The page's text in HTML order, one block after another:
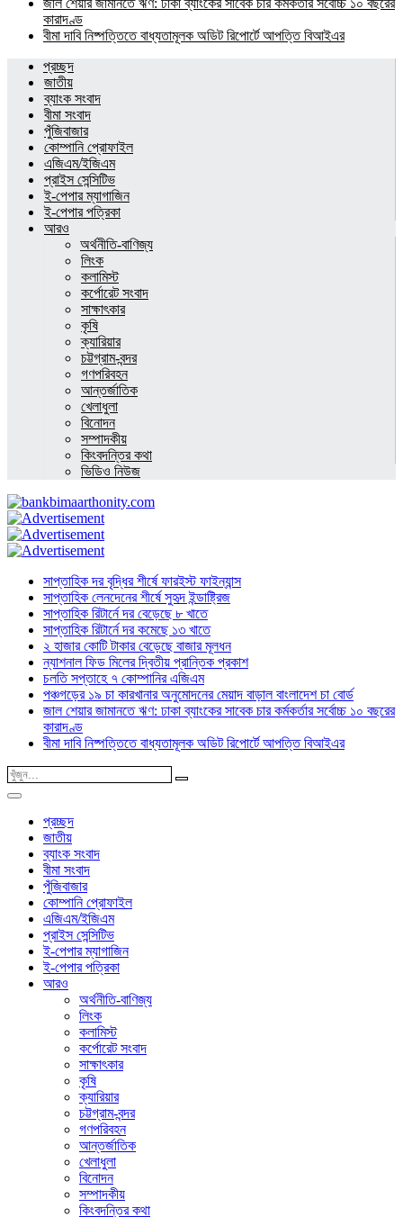
জাল শেয়ার জামানতে ঋণ: ঢাকা ব্যাংকের সাবেক চার কর্মকর্তার সর্বোচ্চ ১০ বছরের
কারাদণ্ড
বীমা দাবি নিষ্পত্তিতে বাধ্যতামূলক অডিট রিপোর্টে আপত্তি বিআইএর
প্রচ্ছদ
জাতীয়
ব্যাংক সংবাদ
বীমা সংবাদ
পুঁজিবাজার
কোম্পানি প্রোফাইল
এজিএম/ইজিএম
প্রাইস সেন্সিটিভ
ই-পেপার ম্যাগাজিন
ই-পেপার পত্রিকা
আরও
অর্থনীতি-বাণিজ্য
লিংক
কলামিস্ট
কর্পোরেট সংবাদ
সাক্ষাৎকার
কৃষি
ক্যারিয়ার
চট্টগ্রাম-বন্দর
গণপরিবহন
আন্তর্জাতিক
খেলাধুলা
বিনোদন
সম্পাদকীয়
কিংবদন্তির কথা
ভিডিও নিউজ
সাপ্তাহিক দর বৃদ্ধির শীর্ষে ফারইস্ট ফাইন্যান্স
সাপ্তাহিক লেনদেনের শীর্ষে সুহৃদ ইন্ডাষ্ট্রিজ
সাপ্তাহিক রিটার্নে দর বেড়েছে ৮ খাতে
সাপ্তাহিক রিটার্নে দর কমেছে ১৩ খাতে
২ হাজার কোটি টাকার বেড়েছে বাজার মূলধন
ন্যাশনাল ফিড মিলের দ্বিতীয় প্রান্তিক প্রকাশ
চলতি সপ্তাহে ৭ কোম্পানির এজিএম
পঞ্চগড়ের ১৯ চা কারখানার অনুমোদনের মেয়াদ বাড়াল বাংলাদেশ চা বোর্ড
জাল শেয়ার জামানতে ঋণ: ঢাকা ব্যাংকের সাবেক চার কর্মকর্তার সর্বোচ্চ ১০ বছরের
কারাদণ্ড
বীমা দাবি নিষ্পত্তিতে বাধ্যতামূলক অডিট রিপোর্টে আপত্তি বিআইএর
প্রচ্ছদ
জাতীয়
ব্যাংক সংবাদ
বীমা সংবাদ
পুঁজিবাজার
কোম্পানি প্রোফাইল
এজিএম/ইজিএম
প্রাইস সেন্সিটিভ
ই-পেপার ম্যাগাজিন
ই-পেপার পত্রিকা
আরও
অর্থনীতি-বাণিজ্য
লিংক
কলামিস্ট
কর্পোরেট সংবাদ
সাক্ষাৎকার
কৃষি
ক্যারিয়ার
চট্টগ্রাম-বন্দর
গণপরিবহন
আন্তর্জাতিক
খেলাধুলা
বিনোদন
সম্পাদকীয়
কিংবদন্তির কথা